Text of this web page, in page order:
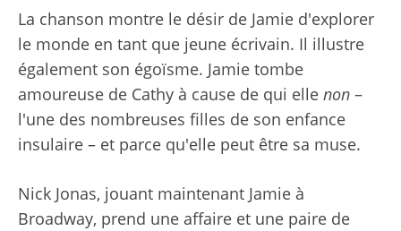
La chanson montre le désir de Jamie d'explorer
le monde en tant que jeune écrivain. Il illustre
également son égoïsme. Jamie tombe
amoureuse de Cathy à cause de qui elle non –
l'une des nombreuses filles de son enfance
insulaire – et parce qu'elle peut être sa muse.
Nick Jonas, jouant maintenant Jamie à
Broadway, prend une affaire et une paire de